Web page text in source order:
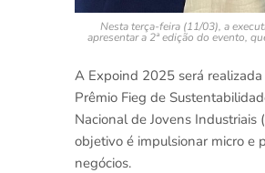
Nesta terça-feira (11/03), a
apresentar a 2ª edição do evento,
A Expoind 2025 será
Prêmio Fieg de
Nacional de Jovens Industriais
objetivo é impulsionar micro e
negócios.